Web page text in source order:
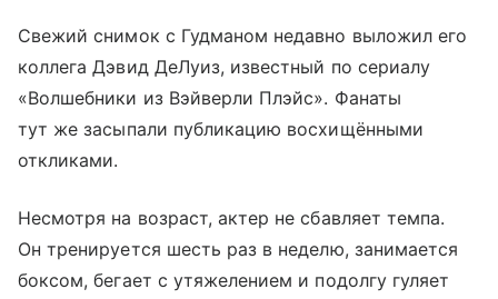
Свежий снимок с Гудманом недавно выложил его
коллега Дэвид ДеЛуиз, известный по сериалу
«Волшебники из Вэйверли Плэйс». Фанаты
тут же засыпали публикацию восхищёнными
откликами.
Несмотря на возраст, актер не сбавляет темпа.
Он тренируется шесть раз в неделю, занимается
боксом, бегает с утяжелением и подолгу гуляет